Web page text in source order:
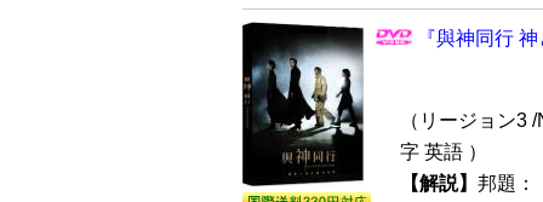
『與神同行
（リージョン3
字 英語 ）
【解説】 邦題：